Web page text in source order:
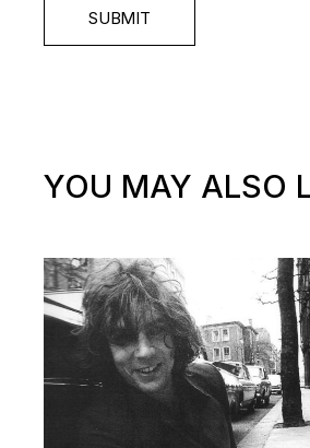
SUBMIT
YOU MAY ALSO